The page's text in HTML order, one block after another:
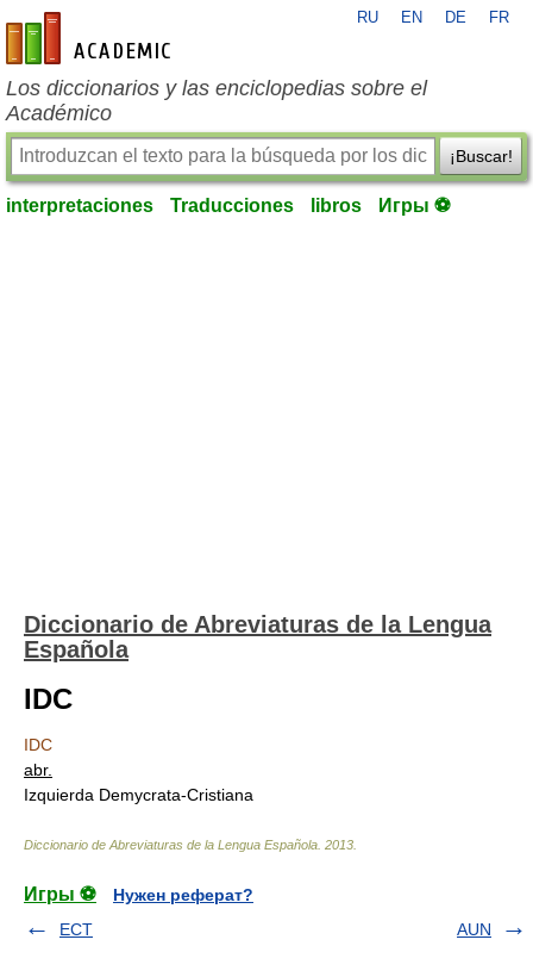
es-academic.com
RU EN DE FR
Los diccionarios y las enciclopedias sobre el
Académico
¡Buscar!
interpretaciones Traducciones libros Игры ⚽
Diccionario de Abreviaturas de la Lengua
Española
IDC
IDC
abr.
Izquierda Demуcrata-Cristiana
Diccionario de Abreviaturas de la Lengua Española 2013
Игры ⚽
Нужен реферат?
ECT
AUN